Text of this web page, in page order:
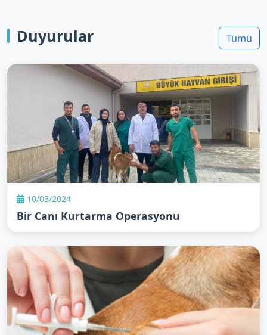
Duyurular Tümü
10/03/2024
Bir Canı Kurtarma Operasyonu